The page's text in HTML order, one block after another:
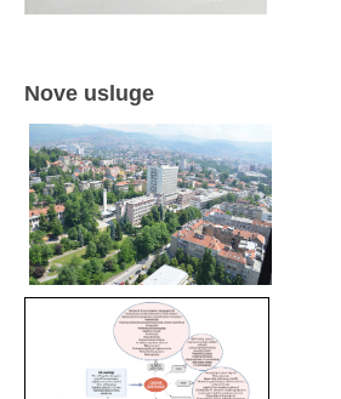
Nove usluge